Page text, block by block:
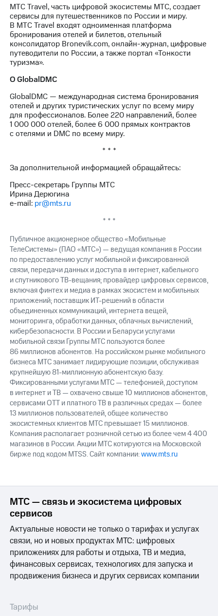
Описание
Еврооблигации-2023
Уведомление
о
погашении
именных
облигаций
Другое
Регистратор
Реквизиты
Контакты
развитие
деловая этика
МТС Travel, часть цифровой экосистемы МТС, создает
сервисы для путешественников по России и миру.
В МТС Travel входят одноименная платформа
бронирования отелей и билетов, отельный
консолидатор Bronevik.com, онлайн-журнал, цифровые
путеводители по России, а также портал «Тонкости
туризма».
О GlobalDMC
GlobalDMC — международная система бронирования
отелей и других туристических услуг по всему миру
для профессионалов. Более 220 направлений, более
1 000 000 отелей, более 6 000 прямых контрактов
с отелями и DMC по всему миру.
* * *
За дополнительной информацией обращайтесь:
Пресс-секретарь Группы МТС
Ирина Дерюгина
e-mail: pr@mts.ru
* * *
Публичное акционерное общество «Мобильные
ТелеСистемы» (ПАО «МТС») — ведущая компания в России
по предоставлению услуг мобильной и фиксированной
связи, передачи данных и доступа в интернет, кабельного
и спутникового ТВ-вещания; провайдер цифровых сервисов,
включая финтех и медиа в рамках экосистем и мобильных
приложений; поставщик ИТ-решений в области
объединенных коммуникаций, интернета вещей,
мониторинга, обработки данных, облачных вычислений,
кибербезопасности. В России и Беларуси услугами
мобильной связи Группы МТС пользуются более
86 миллионов абонентов. На российском рынке мобильного
бизнеса МТС занимает лидирующие позиции, обслуживая
крупнейшую 81-миллионную абонентскую базу.
Фиксированными услугами МТС — телефонией, доступом
в интернет и ТВ — охвачено свыше 10 миллионов абонентов,
сервисами OTT и платного ТВ в различных средах — более
13 миллионов пользователей, общее количество
экосистемных клиентов МТС превышает 15 миллионов.
Компания располагает розничной сетью из более чем 4 400
магазинов в России. Акции МТС котируются на Московской
бирже под кодом MTSS. Сайт компании:www.mts.ru
МТС — связь и экосистема цифровых
сервисов
Актуальные новости не только о тарифах и услугах
связи, но и новых продуктах МТС: цифровых
приложениях для работы и отдыха, ТВ и медиа,
финансовых сервисах, технологиях для запуска и
продвижения бизнеса и других сервисах компании
Тарифы